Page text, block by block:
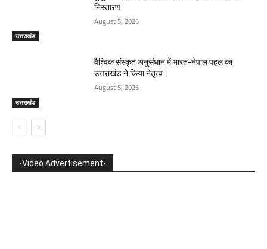
उत्तराखंड
निस्तारण
August 5, 2026
उत्तराखंड
वैश्विक संस्कृत अनुसंधान में भारत-नेपाल पहल का
उत्तराखंड ने किया नेतृत्व।
August 5, 2026
-Video Advertisement-